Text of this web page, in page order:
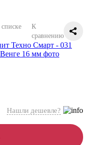
К
сравнению
Нашли дешевле?